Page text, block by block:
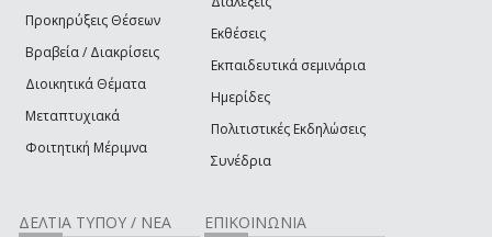
Προκηρύξεις Θέσεων
Βραβεία / Διακρίσεις
Διοικητικά Θέματα
Μεταπτυχιακά
Φοιτητική Μέριμνα
Εκθέσεις
Εκπαιδευτικά σεμινάρια
Ημερίδες
Πολιτιστικές Εκδηλώσεις
Συνέδρια
ΔΕΛΤΙΑ ΤΥΠΟΥ / ΝΕΑ ΕΠΙΚΟΙΝΩΝΙΑ